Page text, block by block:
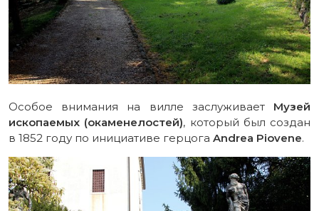
Особое внимания на вилле заслуживает Музей
ископаемых (окаменелостей), который был создан
в 1852 году по инициативе герцога Andrea Piovene.